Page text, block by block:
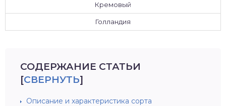
Кремовый
Голландия
СОДЕРЖАНИЕ СТАТЬИ
[СВЕРНУТЬ]
Описание и характеристика сорта